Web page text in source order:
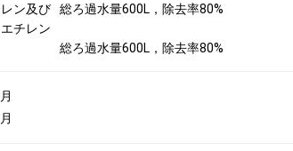
ン及び
チレン
総ろ過水量600L，除去率80%
総ろ過水量600L，除去率80%